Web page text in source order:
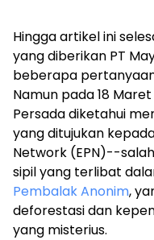
Hingga artikel ini
yang diberikan PT
beberapa
Namun pada 18
Persada diketahui
yang ditujukan
Network (EPN)--
sipil yang terlibat
Pembalak Anonim,
deforestasi dan
yang misterius.